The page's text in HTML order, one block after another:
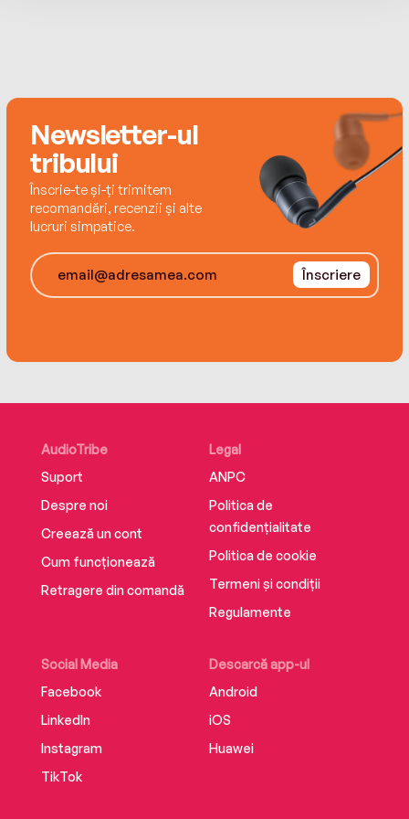
Newsletter-ul
tribului
Înscrie-te și-ți trimitem
recomandări, recenzii și alte
lucruri simpatice.
Înscriere
AudioTribe
Suport
Despre noi
Creează un cont
Cum funcționează
Retragere din comandă
Social Media
Facebook
LinkedIn
Instagram
TikTok
Descarcă app-ul
Android
iOS
Huawei
Legal
ANPC
Politica de
confidențialitate
Politica de cookie
Termeni și condiții
Regulamente